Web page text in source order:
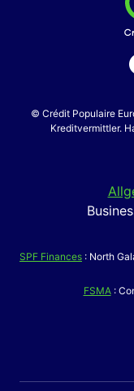
© Crédit Populaire
Kreditvermittler.
SPF Finances : North
FSMA: